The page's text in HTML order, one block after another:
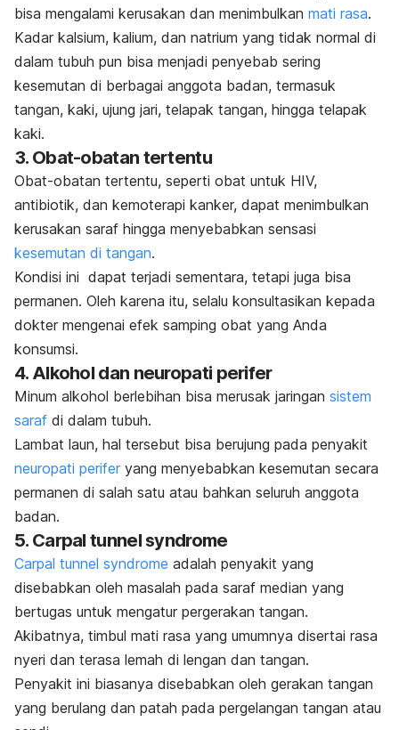
bisa mengalami kerusakan dan menimbulkan mati rasa.
Kadar kalsium, kalium, dan natrium yang tidak normal di
dalam tubuh pun bisa menjadi penyebab sering
kesemutan di berbagai anggota badan, termasuk
tangan, kaki, ujung jari, telapak tangan, hingga telapak
kaki.
3. Obat-obatan tertentu
Obat-obatan tertentu, seperti obat untuk HIV,
antibiotik, dan kemoterapi kanker, dapat menimbulkan
kerusakan saraf hingga menyebabkan sensasi
kesemutan di tangan.
Kondisi ini dapat terjadi sementara, tetapi juga bisa
permanen. Oleh karena itu, selalu konsultasikan kepada
dokter mengenai efek samping obat yang Anda
konsumsi.
4. Alkohol dan neuropati perifer
Minum alkohol berlebihan bisa merusak jaringan sistem
saraf di dalam tubuh.
Lambat laun, hal tersebut bisa berujung pada penyakit
neuropati perifer yang menyebabkan kesemutan secara
permanen di salah satu atau bahkan seluruh anggota
badan.
5. Carpal tunnel syndrome
Carpal tunnel syndrome adalah penyakit yang
disebabkan oleh masalah pada saraf median yang
bertugas untuk mengatur pergerakan tangan.
Akibatnya, timbul mati rasa yang umumnya disertai rasa
nyeri dan terasa lemah di lengan dan tangan.
Penyakit ini biasanya disebabkan oleh gerakan tangan
yang berulang dan patah pada pergelangan tangan atau